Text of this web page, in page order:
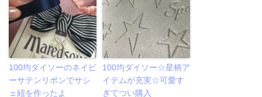
100均ダイソーのネイビ
ーサテンリボンでサシ
ェ紐を作ったよ
100均ダイソー☆星柄ア
イテムが充実☆可愛す
ぎてつい購入